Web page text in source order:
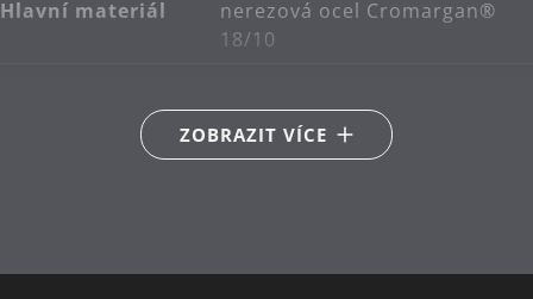
Hlavní materiál
nerezová ocel Cromargan®
18/10
Péče o výrobky
ruční mytí
ZOBRAZIT VÍCE